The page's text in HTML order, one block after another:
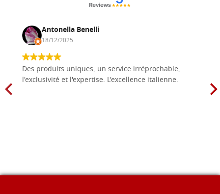
Antonella Benelli
18/12/2025
Des produits uniques, un service irréprochable,
l'exclusivité et l'expertise. L'excellence italienne.